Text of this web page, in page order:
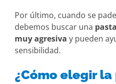
Por último, cuando se
debemos buscar una
muy agresiva y pueden
sensibilidad.
¿Cómo elegir